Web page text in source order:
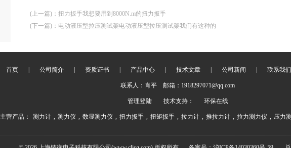
(上一篇) ： 扭力扳手我想要用到8000N.m的扭力扳手
(下一篇) ： 电动液压型拉压测试架电动液压型拉压测试架我们有这种的
首页 公司简介 资质证书 产品中心 技术文章 公司新闻 联系我们
联系人：肖平 邮箱：1918297071@qq.com
管理登陆 技术支持： 环保在线
主营产品： 测力计 , 测力仪 , 数显测力仪 , 扭力扳手 , 扭矩扳手 , 拉力计 , 推拉力计 , 拉力测力仪 , 压力